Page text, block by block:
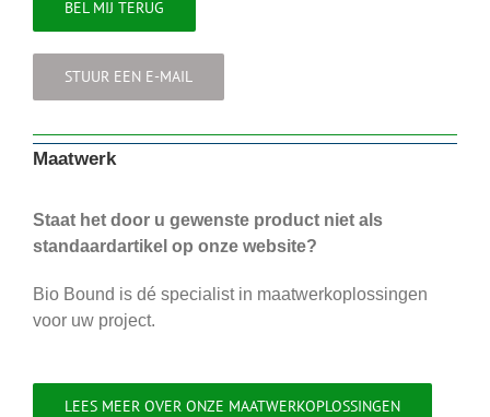
BEL MIJ TERUG
STUUR EEN E-MAIL
Maatwerk
Staat het door u gewenste product niet als
standaardartikel op onze website?
Bio Bound is dé specialist in maatwerkoplossingen
voor uw project.
LEES MEER OVER ONZE MAATWERKOPLOSSINGEN